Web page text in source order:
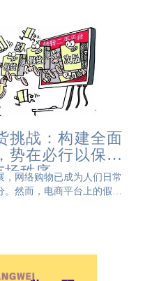
挑战：构建全面
势在必行以保障
场秩序
，网络购物已成为人们日常
然而，电商平台上的假货
健康发展的顽疾。构建全